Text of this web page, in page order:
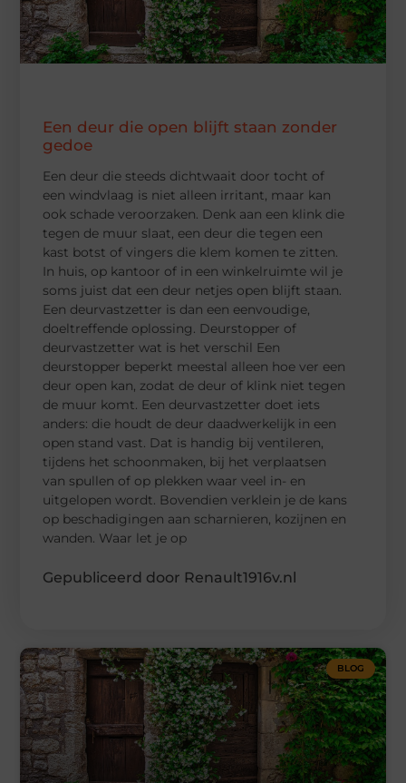
Een deur die open blijft staan zonder
gedoe
Een deur die steeds dichtwaait door tocht of
een windvlaag is niet alleen irritant, maar kan
ook schade veroorzaken. Denk aan een klink die
tegen de muur slaat, een deur die tegen een
kast botst of vingers die klem komen te zitten.
In huis, op kantoor of in een winkelruimte wil je
soms juist dat een deur netjes open blijft staan.
Een deurvastzetter is dan een eenvoudige,
doeltreffende oplossing. Deurstopper of
deurvastzetter wat is het verschil Een
deurstopper beperkt meestal alleen hoe ver een
deur open kan, zodat de deur of klink niet tegen
de muur komt. Een deurvastzetter doet iets
anders: die houdt de deur daadwerkelijk in een
open stand vast. Dat is handig bij ventileren,
tijdens het schoonmaken, bij het verplaatsen
van spullen of op plekken waar veel in- en
uitgelopen wordt. Bovendien verklein je de kans
op beschadigingen aan scharnieren, kozijnen en
wanden. Waar let je op
Gepubliceerd door Renault1916v.nl
BLOG